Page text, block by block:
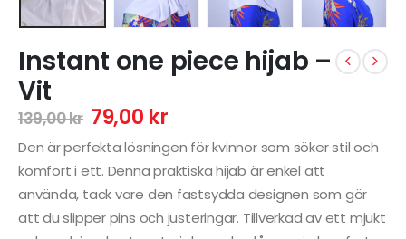
Instant one piece hijab –
Vit
139,00kr 79,00 kr
Den är perfekta lösningen för kvinnor som söker stil och
komfort i ett. Denna praktiska hijab är enkel att
använda, tack vare den fastsydda designen som gör
att du slipper pins och justeringar. Tillverkad av ett mjukt